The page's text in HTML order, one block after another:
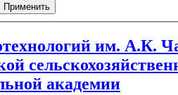
Применить
им. А.К.
академии